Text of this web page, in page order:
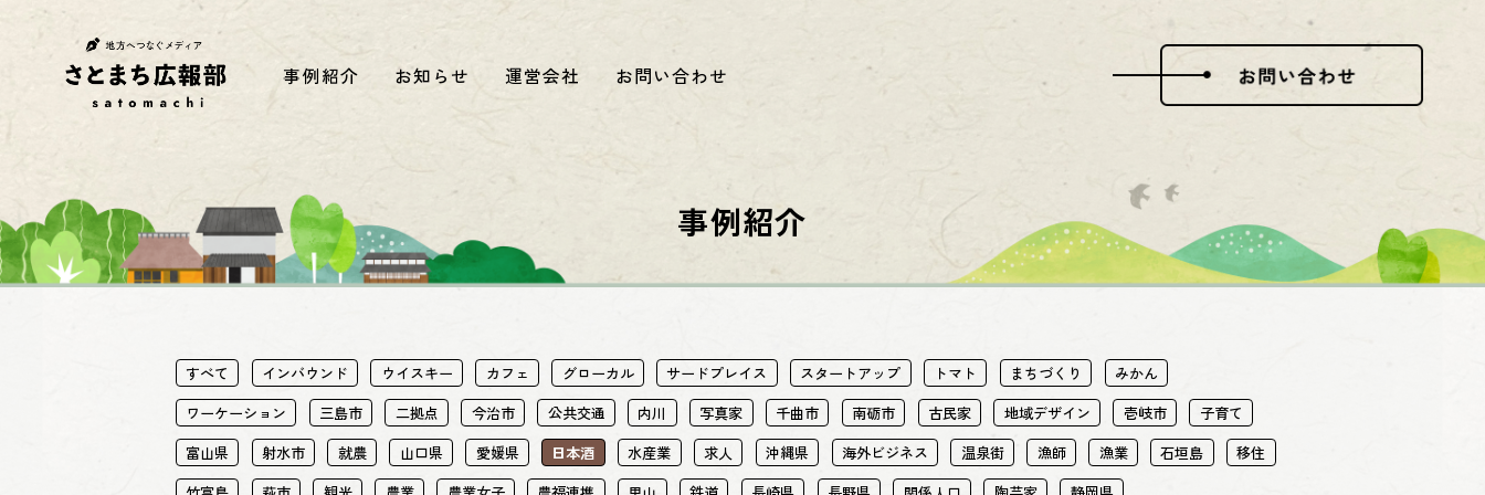
事例紹介 お知らせ 運営会社 お問い合わせ
事例紹介
すべて インバウンド ウイスキー カフェ グローカル サードプレイス スタートアップ トマト まちづくり
みかん
ワーケーション
三島市 二拠点 今治市 公共交通 内川 写真家 千曲市 南砺市 古民家 地域デザイン 壱岐市
子育て
富山県
射水市 就農 山口県 愛媛県 日本酒 水産業 求人 沖縄県 海外ビジネス 温泉街 漁師 漁業 石垣島
移住